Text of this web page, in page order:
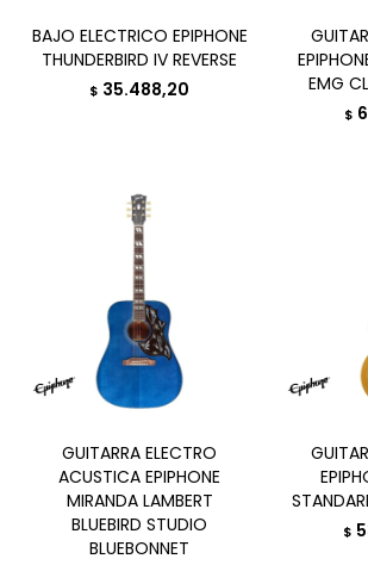
BAJO ELECTRICO EPIPHONE
THUNDERBIRD IV REVERSE
$ 35.488,20
EMG
$
GUITARRA ELECTRO
ACUSTICA EPIPHONE
MIRANDA LAMBERT
BLUEBIRD STUDIO
BLUEBONNET
$